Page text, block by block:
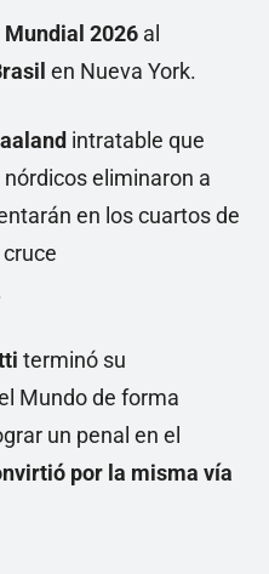
Mundial 2026 al
en Nueva York.
intratable que
eliminaron a
en los cuartos de
terminó su
Mundo de forma
un penal en el
por la misma vía